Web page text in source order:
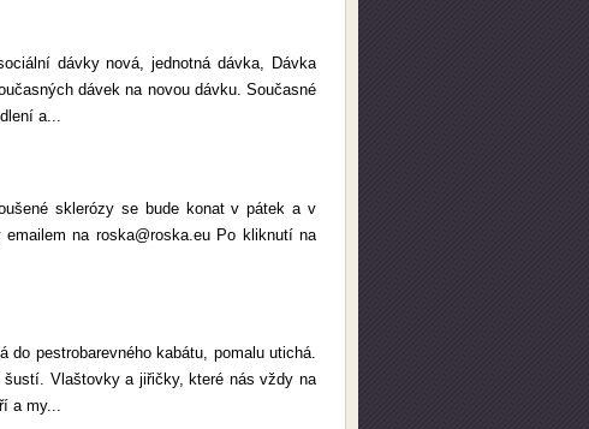
dávky nová, jednotná dávka, Dávka
dávek na novou dávku. Současné
a...
sklerózy se bude konat v pátek a v
na roska@roska.eu Po kliknutí na
do pestrobarevného kabátu, pomalu utichá.
Vlaštovky a jiřičky, které nás vždy na
a my...